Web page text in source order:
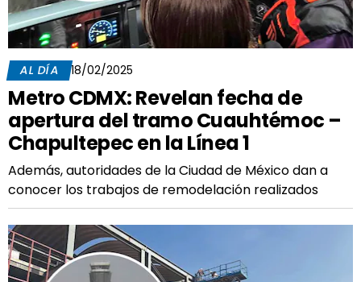
AL DÍA 18/02/2025
Metro CDMX: Revelan fecha de
apertura del tramo Cuauhtémoc –
Chapultepec en la Línea 1
Además, autoridades de la Ciudad de México dan a
conocer los trabajos de remodelación realizados